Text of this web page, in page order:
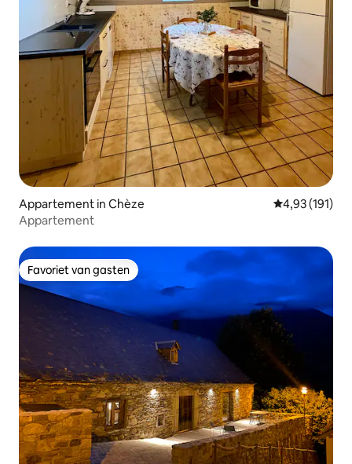
Appartement in Chèze Gemiddelde
4,93 (191)
Appartement
Favoriet van gasten
Favoriet van gasten